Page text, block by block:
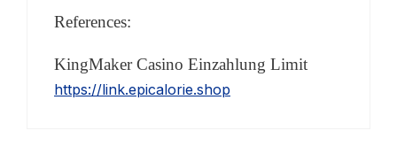
References:
KingMaker Casino Einzahlung Limit
https://link.epicalorie.shop